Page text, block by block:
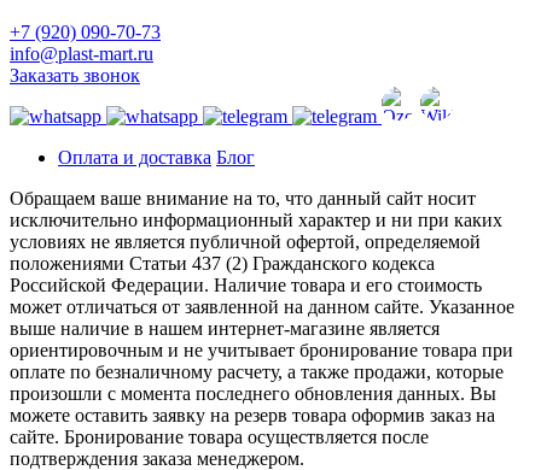
+7 (920) 090-70-73
info@plast-mart.ru
Заказать звонок
Оплата и доставка Блог
Обращаем ваше внимание на то, что данный сайт носит
исключительно информационный характер и ни при каких
условиях не является публичной офертой, определяемой
положениями Статьи 437 (2) Гражданского кодекса
Российской Федерации. Наличие товара и его стоимость
может отличаться от заявленной на данном сайте. Указанное
выше наличие в нашем интернет-магазине является
ориентировочным и не учитывает бронирование товара при
оплате по безналичному расчету, а также продажи, которые
произошли с момента последнего обновления данных. Вы
можете оставить заявку на резерв товара оформив заказ на
сайте. Бронирование товара осуществляется после
подтверждения заказа менеджером.